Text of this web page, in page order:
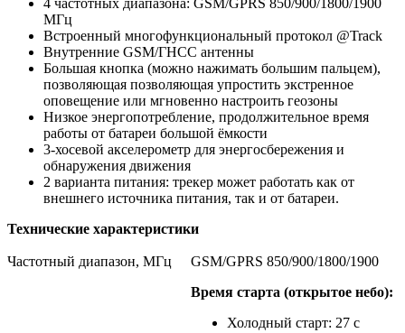
МГц
Встроенный многофункциональный протокол @Track
Внутренние GSM/ГНСС антенны
Большая кнопка (можно нажимать большим пальцем),
позволяющая позволяющая упростить экстренное
оповещение или мгновенно настроить геозоны
Низкое энергопотребление, продолжительное время
работы от батареи большой ёмкости
3-хосевой акселерометр для энергосбережения и
обнаружения движения
2 варианта питания: трекер может работать как от
внешнего источника питания, так и от батареи.
Технические характеристики
Частотный диапазон, МГц
GSM/GPRS 850/900/1800/1900
Время старта (открытое небо):
Холодный старт: 27 с